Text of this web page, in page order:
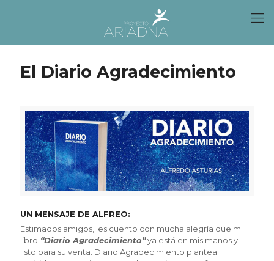
El Diario Agradecimiento
UN MENSAJE DE ALFREO:
Estimados amigos, les cuento con mucha alegría que mi
libro “Diario Agradecimiento”ya está en mis manos y
listo para su venta. Diario Agradecimiento plantea